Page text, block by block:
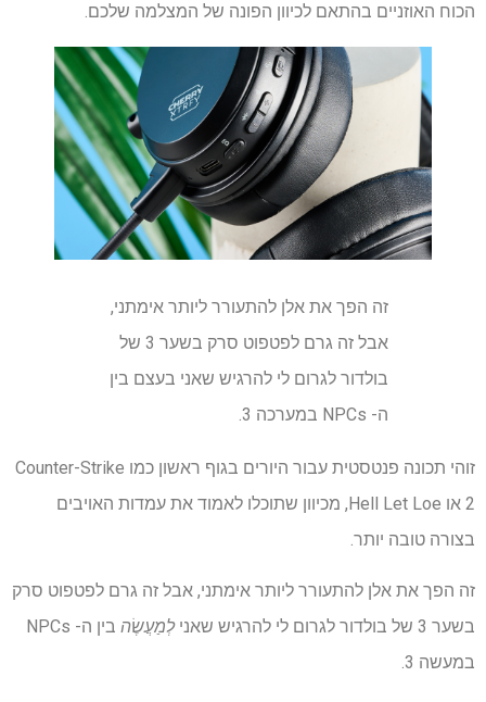
הכוח האוזניים בהתאם לכיוון הפונה של המצלמה שלכם.
זה הפך את אלן להתעורר ליותר אימתני,
אבל זה גרם לפטפוט סרק בשער 3 של
בולדור לגרום לי להרגיש שאני בעצם בין
ה- NPCs במערכה 3.
זוהי תכונה פנטסטית עבור היורים בגוף ראשון כמו Counter-Strike
2 או Hell Let Loe, מכיוון שתוכלו לאמוד את עמדות האויבים
בצורה טובה יותר.
זה הפך את אלן להתעורר ליותר אימתני, אבל זה גרם לפטפוט סרק
בשער 3 של בולדור לגרום לי להרגיש שאני
לְמַעֲשֶׂה
בין ה- NPCs
במעשה 3.